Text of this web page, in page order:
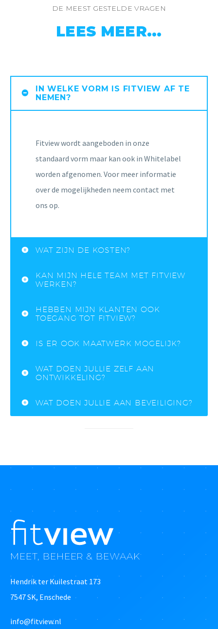
DE MEEST GESTELDE VRAGEN
LEES MEER...
IN WELKE VORM IS FITVIEW AF TE
NEMEN?
Fitview wordt aangeboden in onze
standaard vorm maar kan ook in Whitelabel
worden afgenomen. Voor meer informatie
over de mogelijkheden neem contact met
ons op.
WAT ZIJN DE KOSTEN?
KAN MIJN HELE TEAM MET FITVIEW
WERKEN?
HEBBEN MIJN KLANTEN OOK
TOEGANG TOT FITVIEW?
IS ER OOK MAATWERK MOGELIJK?
WAT DOEN JULLIE ZELF AAN
ONTWIKKELING?
WAT DOEN JULLIE AAN BEVEILIGING?
MEET, BEHEER & BEWAAK
Hendrik ter Kuilestraat 173
7547 SK, Enschede
info@fitview.nl